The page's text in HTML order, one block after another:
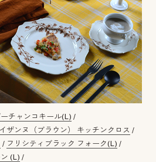
ーチャンコキール(L) /
ザンヌ（ブラウン） キッチンクロス /
/ フリシティブラック フォーク(L) /
(L) /